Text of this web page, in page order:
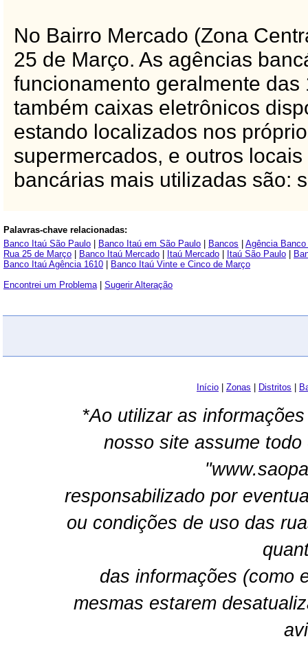
No Bairro Mercado (Zona
25 de Março. As agências
funcionamento geralmente
também caixas eletrônicos
estando localizados nos
supermercados, e outros
bancárias mais utilizadas são:
Palavras-chave relacionadas:
Banco Itaú São Paulo
Banco Itaú em São Paulo Bancos
Agência
Rua 25 de Março
Banco Itaú Mercado Itaú Mercado Itaú São Paulo
Banco Itaú Agência 1610
Banco Itaú Vinte e Cinco de Março
Encontrei um Problema| Sugerir Alteração
Início Zonas Distritos
*Ao utilizar as
nosso site assume
responsabilizado por
ou condições de uso das
das informações (como
mesmas estarem